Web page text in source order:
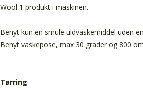
Wool 1 produkt i maskinen.
Benyt kun en smule uldvaskemiddel uden
Benyt vaskepose, max 30 grader og 800
Tørring